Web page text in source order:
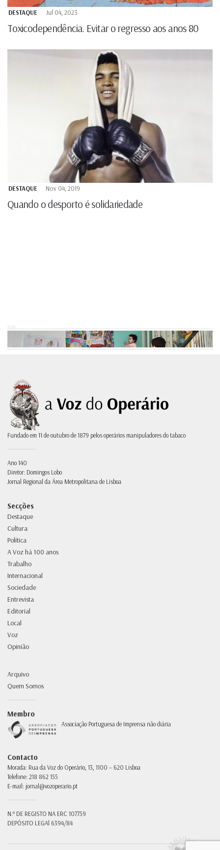
DESTAQUE Jul 04, 2023
Toxicodependência. Evitar o regresso aos anos 80
DESTAQUE Nov 04, 2019
Quando o desporto é solidariedade
Pub.
Fundado em 11 de outubro de 1879 pelos operários manipuladores do tabaco
Ano 140
Diretor: Domingos Lobo
Jornal Regional da Área Metropolitana de Lisboa
Secções
Destaque
Cultura
Política
A Voz há 100 anos
Trabalho
Internacional
Sociedade
Entrevista
Editorial
Local
Voz
Opinião
Arquivo
Quem Somos
Membro
Associação Portuguesa de Imprensa não diária
Contacto
Morada: Rua da Voz do Operário, 13, 1100 – 620 Lisboa
Telefone: 218 862 155
E-mail: jornal@vozoperario.pt
N.º DE REGISTO NA ERC 107759
DEPÓSITO LEGAl 6394/84